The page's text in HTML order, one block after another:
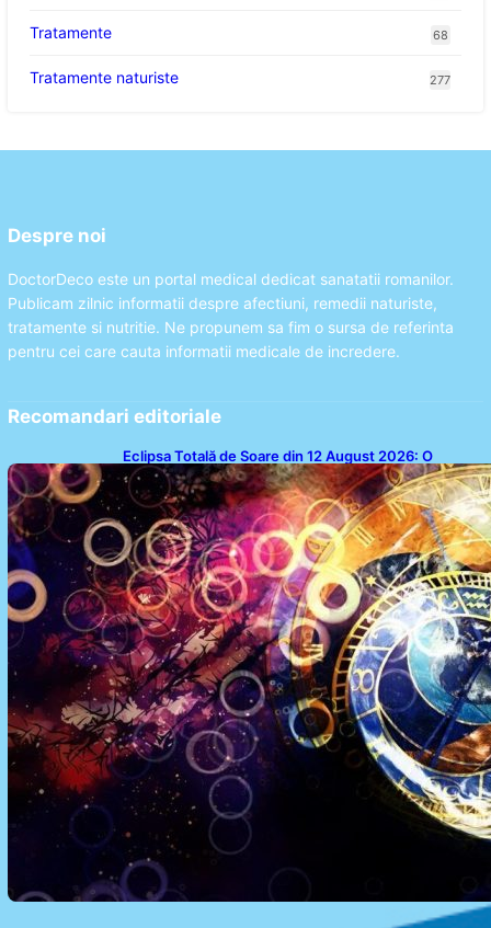
Tratamente 68
Tratamente naturiste 277
Despre noi
DoctorDeco este un portal medical dedicat sanatatii romanilor.
Publicam zilnic informatii despre afectiuni, remedii naturiste,
tratamente si nutritie. Ne propunem sa fim o sursa de referinta
pentru cei care cauta informatii medicale de incredere.
Recomandari editoriale
Eclipsa Totală de Soare din 12 August 2026: O
Analiză a Impactului asupra Trei Zodii și a Ciclului de
18 Ani